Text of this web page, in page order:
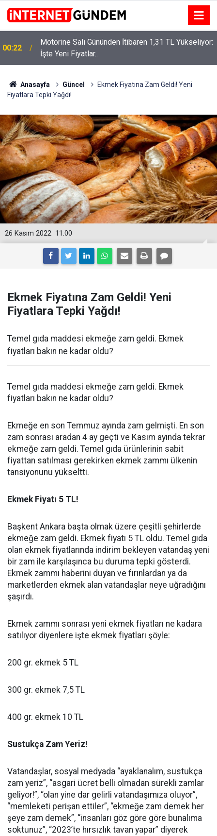
00:22
Motorine Salı Gününden İtibaren 1,31 TL Yükseliyor:
İşte Yeni Fiyatlar..
Anasayfa Güncel
Ekmek Fiyatına Zam Geldi! Yeni
Fiyatlara Tepki Yağdı!
11:00
26 Kasım 2022
Ekmek Fiyatına Zam Geldi! Yeni
Fiyatlara Tepki Yağdı!
Temel gıda maddesi ekmeğe zam geldi. Ekmek
fiyatları bakın ne kadar oldu?
Temel gıda maddesi ekmeğe zam geldi. Ekmek
fiyatları bakın ne kadar oldu?
Ekmeğe en son Temmuz ayında zam gelmişti. En son
zam sonrası aradan 4 ay geçti ve Kasım ayında tekrar
ekmeğe zam geldi. Temel gıda ürünlerinin sabit
fiyattan satılması gerekirken ekmek zammı ülkenin
tansiyonunu yükseltti.
Ekmek Fiyatı 5 TL!
Başkent Ankara başta olmak üzere çeşitli şehirlerde
ekmeğe zam geldi. Ekmek fiyatı 5 TL oldu. Temel gıda
olan ekmek fiyatlarında indirim bekleyen vatandaş yeni
bir zam ile karşılaşınca bu duruma tepki gösterdi.
Ekmek zammı haberini duyan ve fırınlardan ya da
marketlerden ekmek alan vatandaşlar neye uğradığını
şaşırdı.
Ekmek zammı sonrası yeni ekmek fiyatları ne kadara
satılıyor diyenlere işte ekmek fiyatları şöyle:
200 gr. ekmek 5 TL
300 gr. ekmek 7,5 TL
400 gr. ekmek 10 TL
Sustukça Zam Yeriz!
Vatandaşlar, sosyal medyada “ayaklanalım, sustukça
zam yeriz”, “asgari ücret belli olmadan sürekli zamlar
geliyor!”, “olan yine dar gelirli vatandaşımıza oluyor”,
“memleketi perişan ettiler”, “ekmeğe zam demek her
şeye zam demek”, “insanları göz göre göre bunalıma
soktunuz”, “2023’te hırsızlık tavan yapar” diyerek